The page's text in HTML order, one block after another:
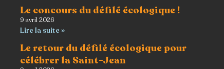
Le concours du défilé écologique !
9 avril 2026
Lire la suite »
Le retour du défilé écologique pour
célébrer la Saint-Jean